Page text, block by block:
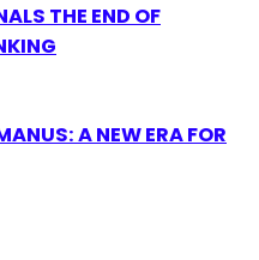
THE END OF
A NEW ERA FOR